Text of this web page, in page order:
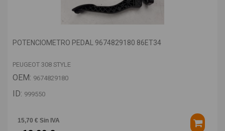
POTENCIOMETRO PEDAL 9674829180 86ET34
PEUGEOT 308 STYLE
OEM: 9674829180
ID: 999550
15,70 € Sin IVA